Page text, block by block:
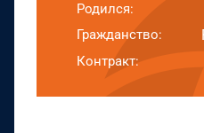
Родился:
Гражданство:
Контракт: